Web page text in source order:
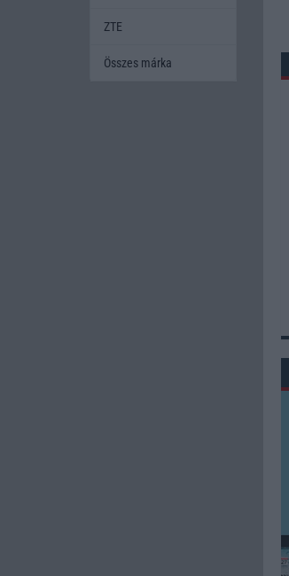
ZTE
Összes márka